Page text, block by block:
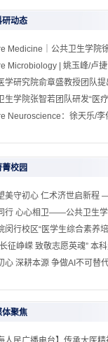
研动态
Medicine｜公共卫生学院
Microbiology | 姚玉峰/卢
学研究院俞章盛教授团队
生学院张智若团队研发“医
Neuroscience：徐天乐/
菁校园
美守初心 仁术济世启新
行 心心相卫——公共卫生
闵行校区“医学生综合素养
征峥嵘 致敬志愿英魂” 本
心 深耕本源 争做AI不可替
体聚焦